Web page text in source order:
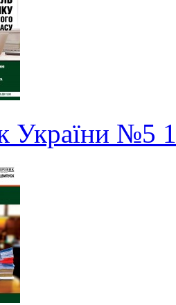
України №5